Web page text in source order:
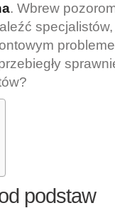
. Wbrew
podstaw